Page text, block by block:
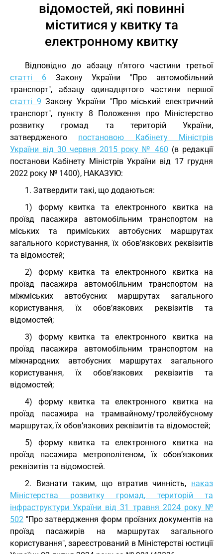
відомостей, які повинні
міститися у квитку та
електронному квитку
Відповідно до абзацу п’ятого частини третьої
статті 6Закону України "Про автомобільний
транспорт", абзацу одинадцятого частини першої
статті 9 Закону України "Про міський електричний
транспорт", пункту 8 Положення про Міністерство
розвитку громад та територій України,
затвердженого постановою Кабінету Міністрів
України від 30 червня 2015 року № 460 (в редакції
постанови Кабінету Міністрів України від 17 грудня
2022 року № 1400), НАКАЗУЮ:
1. Затвердити такі, що додаються:
1) форму квитка та електронного квитка на
проїзд пасажира автомобільним транспортом на
міських та приміських автобусних маршрутах
загального користування, їх обов’язкових реквізитів
та відомостей;
2) форму квитка та електронного квитка на
проїзд пасажира автомобільним транспортом на
міжміських автобусних маршрутах загального
користування, їх обов’язкових реквізитів та
відомостей;
3) форму квитка та електронного квитка на
проїзд пасажира автомобільним транспортом на
міжнародних автобусних маршрутах загального
користування, їх обов’язкових реквізитів та
відомостей;
4) форму квитка та електронного квитка на
проїзд пасажира на трамвайному/тролейбусному
маршрутах, їх обов’язкових реквізитів та відомостей;
5) форму квитка та електронного квитка на
проїзд пасажира метрополітеном, їх обов’язкових
реквізитів та відомостей.
2. Визнати таким, що втратив чинність, наказ
Міністерства розвитку громад, територій та
інфраструктури України від 31 травня 2024 року №
502 "Про затвердження форм проїзних документів на
проїзд пасажирів на маршрутах загального
користування", зареєстрований в Міністерстві юстиції